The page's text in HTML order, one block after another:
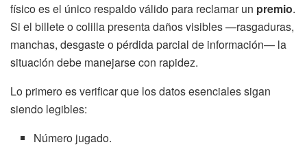
físico es el único respaldo válido para reclamar un premio.
Si el billete o colilla presenta daños visibles —rasgaduras,
manchas, desgaste o pérdida parcial de información— la
situación debe manejarse con rapidez.
Lo primero es verificar que los datos esenciales sigan
siendo legibles:
Número jugado.